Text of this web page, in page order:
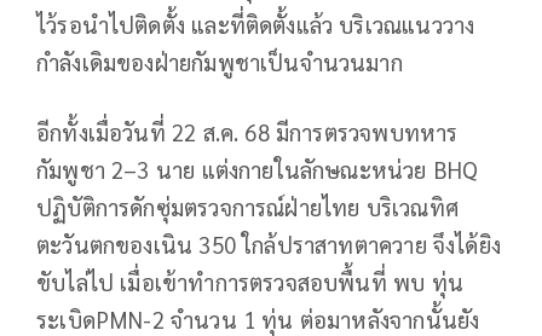
ไว้รอนำไปติดตั้ง และที่ติดตั้งแล้ว บริเวณแนววาง
กำลังเดิมของฝ่ายกัมพูชาเป็นจำนวนมาก
อีกทั้งเมื่อวันที่ 22 ส.ค. 68 มีการตรวจพบทหาร
กัมพูชา 2–3 นาย แต่งกายในลักษณะหน่วย BHQ
ปฏิบัติการดักซุ่มตรวจการณ์ฝ่ายไทย บริเวณทิศ
ตะวันตกของเนิน 350 ใกล้ปราสาทตาควาย จึงได้ยิง
ขับไล่ไป เมื่อเข้าทำการตรวจสอบพื้นที่ พบ ทุ่น
ระเบิดPMN-2 จำนวน 1 ทุ่น ต่อมาหลังจากนั้นยัง